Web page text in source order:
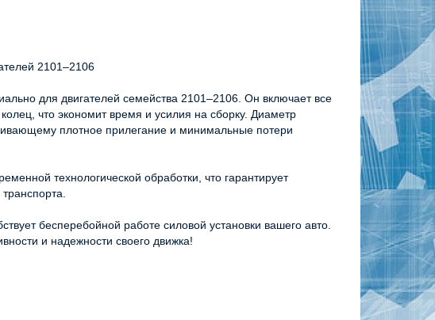
2101–2106
для двигателей семейства 2101–2106. Он включает все
что экономит время и усилия на сборку. Диаметр
плотное прилегание и минимальные потери
технологической обработки, что гарантирует
бесперебойной работе силовой установки вашего авто.
и надежности своего движка!